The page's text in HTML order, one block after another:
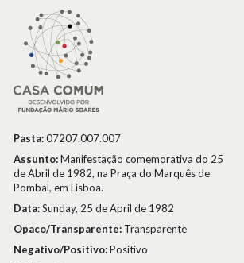
Pasta:07207.007.007
Assunto:Manifestação comemorativa do 25
de Abril de 1982, na Praça do Marquês de
Pombal, em Lisboa.
Data:Sunday, 25 de April de 1982
Opaco/Transparente: Transparente
Negativo/Positivo:Positivo